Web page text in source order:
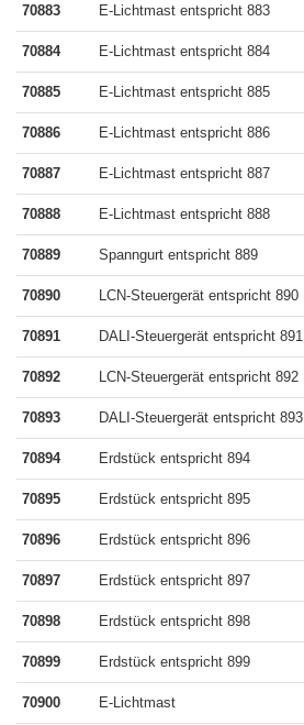
70883 E-Lichtmast entspricht 883
70884 E-Lichtmast entspricht 884
70885 E-Lichtmast entspricht 885
70886 E-Lichtmast entspricht 886
70887 E-Lichtmast entspricht 887
70888 E-Lichtmast entspricht 888
70889 Spanngurt entspricht 889
70890 LCN-Steuergerät entspricht 890
70891 DALI-Steuergerät entspricht 891
70892 LCN-Steuergerät entspricht 892
70893 DALI-Steuergerät entspricht 893
70894 Erdstück entspricht 894
70895 Erdstück entspricht 895
70896 Erdstück entspricht 896
70897 Erdstück entspricht 897
70898 Erdstück entspricht 898
70899 Erdstück entspricht 899
70900 E-Lichtmast